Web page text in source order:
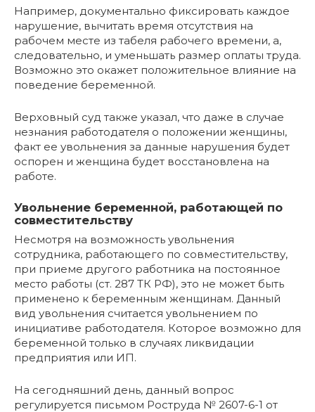
Например, документально фиксировать каждое
нарушение, вычитать время отсутствия на
рабочем месте из табеля рабочего времени, а,
следовательно, и уменьшать размер оплаты труда.
Возможно это окажет положительное влияние на
поведение беременной.
Верховный суд также указал, что даже в случае
незнания работодателя о положении женщины,
факт ее увольнения за данные нарушения будет
оспорен и женщина будет восстановлена на
работе.
Увольнение беременной, работающей по
совместительству
Несмотря на возможность увольнения
сотрудника, работающего по совместительству,
при приеме другого работника на постоянное
место работы (ст. 287 ТК РФ), это не может быть
применено к беременным женщинам. Данный
вид увольнения считается увольнением по
инициативе работодателя. Которое возможно для
беременной только в случаях ликвидации
предприятия или ИП.
На сегодняшний день, данный вопрос
регулируется письмом Роструда № 2607-6-1 от